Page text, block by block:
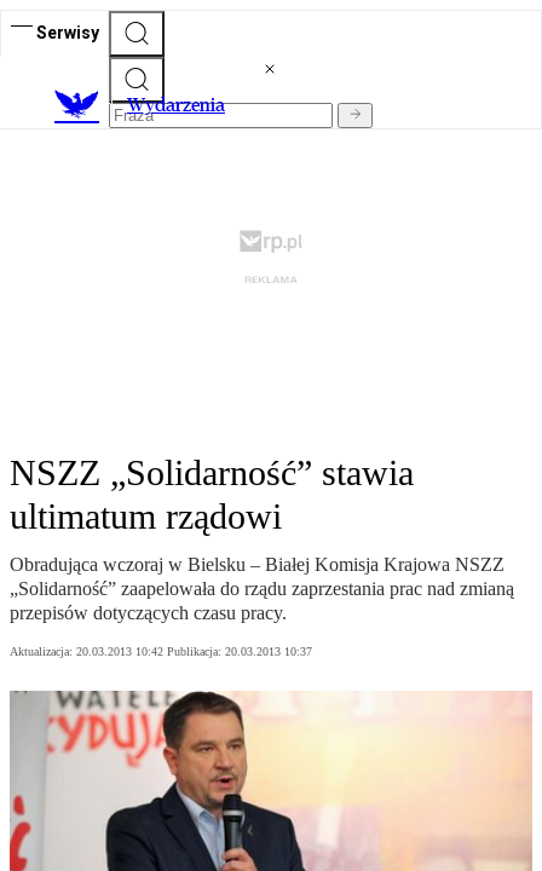
Serwisy
Wydarzenia
NSZZ „Solidarność” stawia
ultimatum rządowi
Obradująca wczoraj w Bielsku – Białej Komisja Krajowa NSZZ
„Solidarność” zaapelowała do rządu zaprzestania prac nad zmianą
przepisów dotyczących czasu pracy.
Aktualizacja: 20.03.2013 10:42 Publikacja: 20.03.2013 10:37